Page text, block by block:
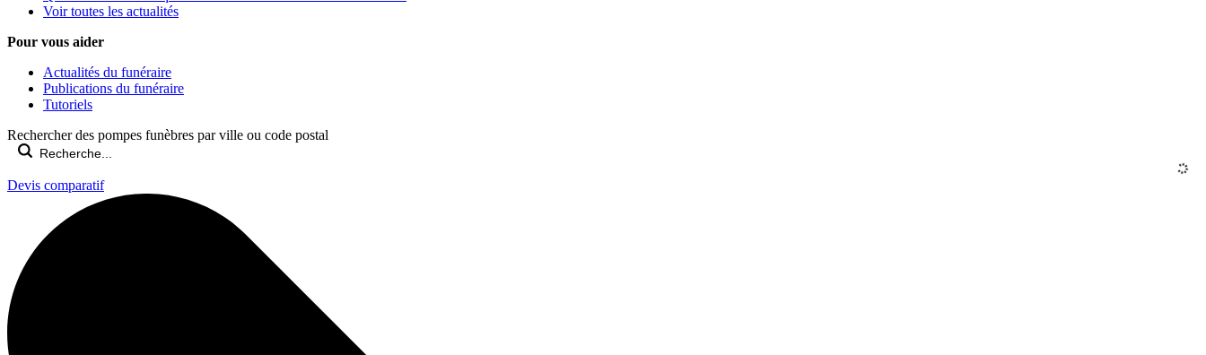
Voir toutes les actualités
Pour vous aider
Actualités du funéraire
Publications du funéraire
Tutoriels
Rechercher des pompes funèbres par ville ou code postal
Devis comparatif